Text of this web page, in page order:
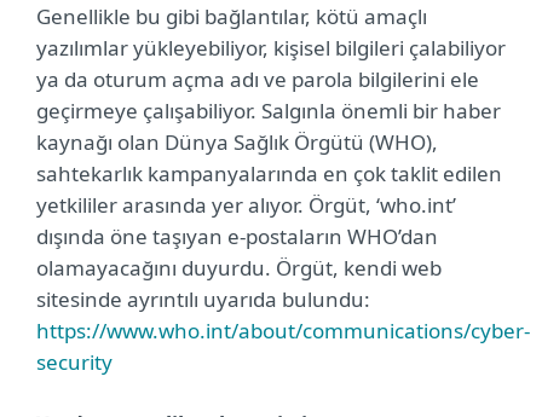
Genellikle bu gibi bağlantılar, kötü amaçlı
yazılımlar yükleyebiliyor, kişisel bilgileri çalabiliyor
ya da oturum açma adı ve parola bilgilerini ele
geçirmeye çalışabiliyor. Salgınla önemli bir haber
kaynağı olan Dünya Sağlık Örgütü (WHO),
sahtekarlık kampanyalarında en çok taklit edilen
yetkililer arasında yer alıyor. Örgüt, ‘who.int’
dışında öne taşıyan e-postaların WHO’dan
olamayacağını duyurdu. Örgüt, kendi web
sitesinde ayrıntılı uyarıda bulundu:
https://www.who.int/about/communications/cyber-
security